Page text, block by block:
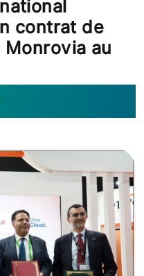
contrat de
au